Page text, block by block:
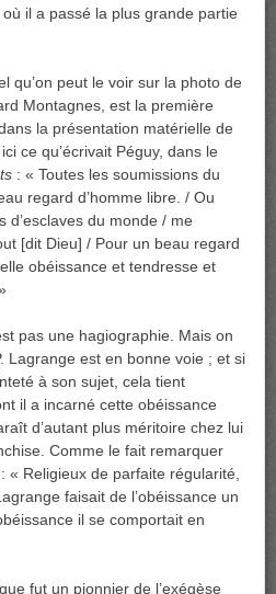
il a passé la plus grande partie
qu’on peut le voir sur la photo de
Montagnes, est la première
la présentation matérielle de
ce qu’écrivait Péguy, dans le
: « Toutes les soumissions du
regard d’homme libre. / Ou
d’esclaves du monde / me
[dit Dieu] / Pour un beau regard
obéissance et tendresse et
pas une hagiographie. Mais on
Lagrange est en bonne voie ; et si
à son sujet, cela tient
il a incarné cette obéissance
d’autant plus méritoire chez lui
Comme le fait remarquer
« Religieux de parfaite régularité,
faisait de l’obéissance un
il se comportait en
fut un pionnier de l’exégèse